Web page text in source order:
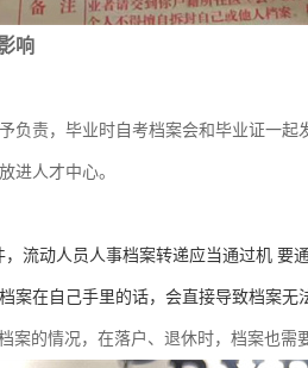
响
负责，毕业时自考档案会和毕业证一
进人才中心。
流动人员人事档案转递应当通过机 要
案在自己手里的话，会直接导致档案无
案的情况，在落户、退休时，档案也需